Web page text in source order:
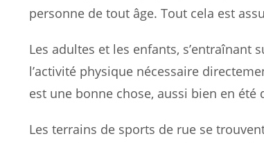
personne de tout âge. Tout cela est
Les adultes et les enfants,
l’activité physique nécessaire
est une bonne chose, aussi bien en été
Les terrains de sports de rue se